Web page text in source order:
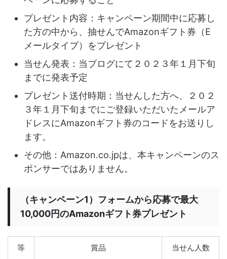
プレゼント内容：キャンペーン期間中に応募し
た方の中から、抽せんでAmazonギフト券（E
メールタイプ）をプレゼント
当せん発表：当ブログにて２０２３年１月下旬
までに発表予定
プレゼント送付時期：当せんした方へ、２０２
３年１月下旬までにご登録いただいたメールア
ドレスにAmazonギフト券のコードをお送りし
ます。
その他：Amazon.co.jpは、本キャンペーンのス
ポンサーではありません。
（キャンペーン1）フォームから応募で最大
10,000円のAmazonギフト券プレゼント
等 賞品 当せん人数